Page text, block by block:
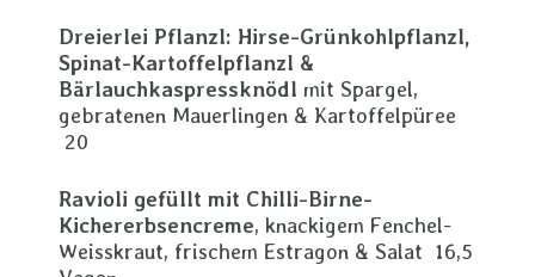
Dreierlei Pflanzl: Hirse-Grünkohlpflanzl,
Spinat-Kartoffelpflanzl &
Bärlauchkaspressknödl mit Spargel,
gebratenen Mauerlingen & Kartoffelpüree
20
Ravioli gefüllt mit Chilli-Birne-
Kichererbsencreme, knackigem Fenchel-
Weisskraut, frischem Estragon & Salat 16,5